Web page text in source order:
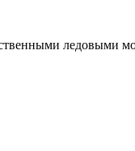
ледовыми